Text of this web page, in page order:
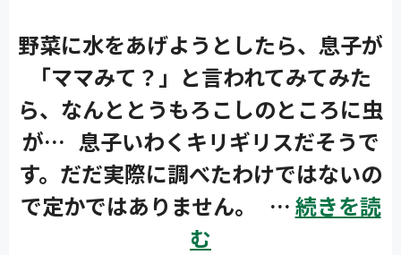
野菜に水をあげようとしたら、息子が
「ママみて？」と言われてみてみた
ら、なんととうもろこしのところに虫
が… 息子いわくキリギリスだそうで
す。だだ実際に調べたわけではないの
で定かではありません。 … 続きを読
む